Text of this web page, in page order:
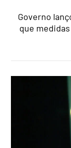
Governo
que